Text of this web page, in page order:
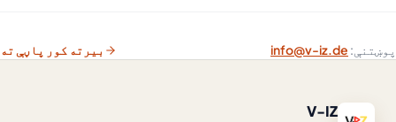
پوښتنې: info@v-iz.de بیرته کور پاڼې ته
V-IZ